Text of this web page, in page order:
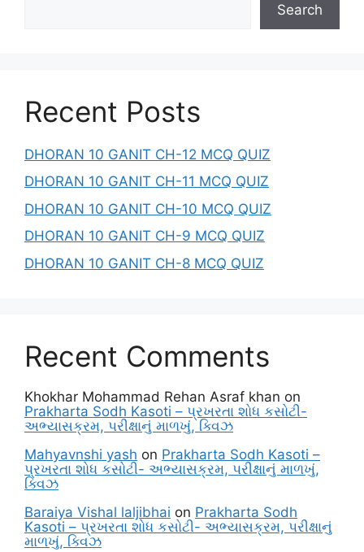
Search
Recent Posts
DHORAN 10 GANIT CH-12 MCQ QUIZ
DHORAN 10 GANIT CH-11 MCQ QUIZ
DHORAN 10 GANIT CH-10 MCQ QUIZ
DHORAN 10 GANIT CH-9 MCQ QUIZ
DHORAN 10 GANIT CH-8 MCQ QUIZ
Recent Comments
Khokhar Mohammad Rehan Asraf khan on
Prakharta Sodh Kasoti – પ્રખરતા શોધ કસોટી-
અભ્યાસક્રમ, પરીક્ષાનું માળખું, ક્વિઝ
Mahyavnshi yash on Prakharta Sodh Kasoti –
પ્રખરતા શોધ કસોટી- અભ્યાસક્રમ, પરીક્ષાનું માળખું,
ક્વિઝ
Baraiya Vishal laljibhai on Prakharta Sodh
Kasoti – પ્રખરતા શોધ કસોટી- અભ્યાસક્રમ, પરીક્ષાનું
માળખું, ક્વિઝ